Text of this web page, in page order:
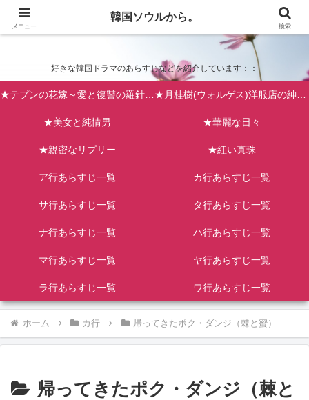
韓国ソウルから。
好きな韓国ドラマのあらすじなどを紹介しています：：
★テプンの花嫁～愛と復讐の羅針盤（台風の新婦） ★月桂樹(ウォルゲス)洋服店の紳士たち
★美女と純情男 ★華麗な日々
★親密なリプリー ★紅い真珠
ア行あらすじ一覧 カ行あらすじ一覧
サ行あらすじ一覧 タ行あらすじ一覧
ナ行あらすじ一覧 ハ行あらすじ一覧
マ行あらすじ一覧 ヤ行あらすじ一覧
ラ行あらすじ一覧 ワ行あらすじ一覧
ホーム カ行 帰ってきたポク・ダンジ（棘と蜜）
帰ってきたポク・ダンジ（棘と
メニュー
韓国ソウルから。
検索